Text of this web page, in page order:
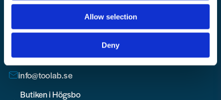
Allow selection
Deny
Toolab.se
Måndag-Fredag 08.00-15:00
info@toolab.se
Butiken i Högsbo